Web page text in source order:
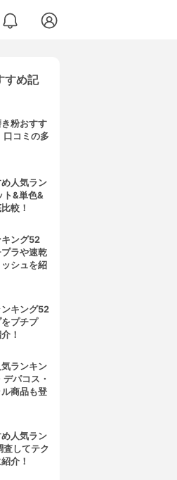
すめ記
粉おすす
口コミの多
人気ラン
ト&単色&
較！
キング52
ラや速乾
シュを紹
キング52
プチプ
！
ランキン
パコス・
商品も登
人気ラン
査してテク
介！